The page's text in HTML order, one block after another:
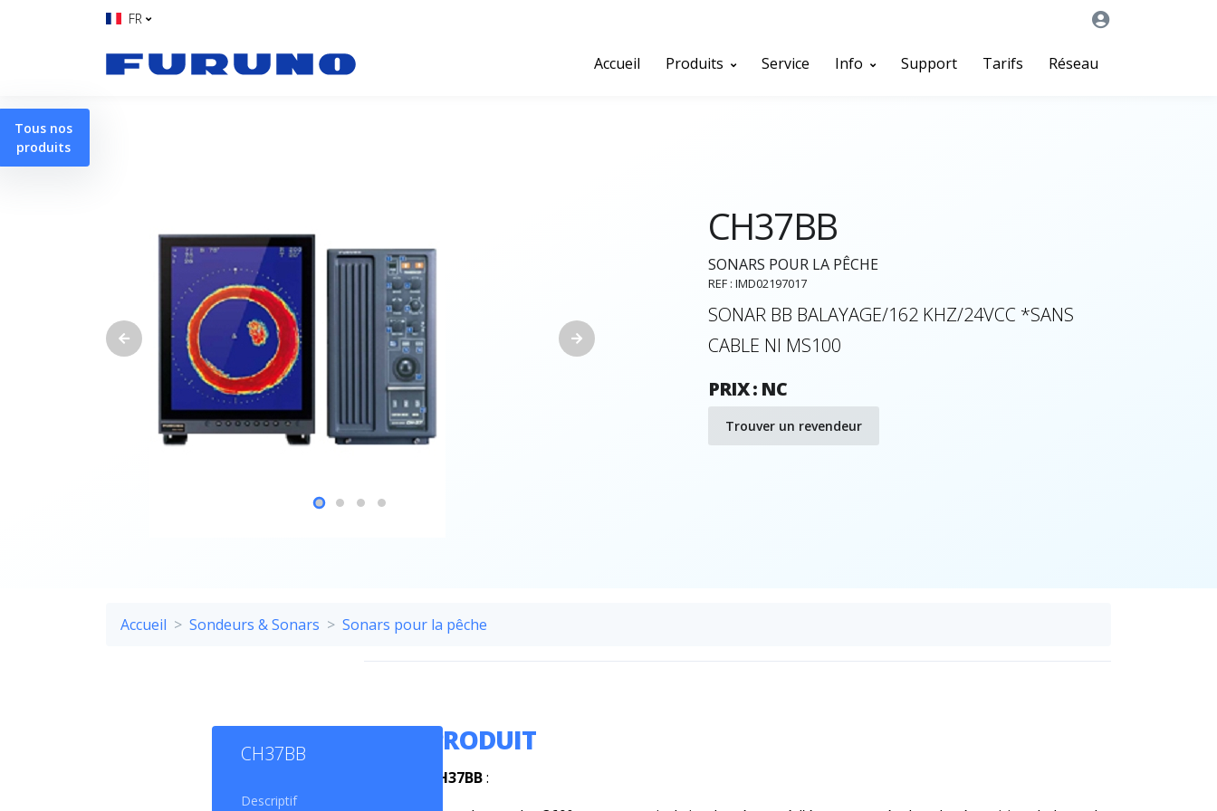
FR
Accueil Produits Service Info Support Tarifs Réseau
CH37BB
SONARS POUR LA PÊCHE
REF : IMD02197017
SONAR BB BALAYAGE/162 KHZ/24VCC *SANS
CABLE NI MS100
PRIX : NC
Trouver un revendeur
Accueil Sondeurs & Sonars Sonars pour la pêche
CH37BB
Descriptif
PLUS PRODUIT
CH37BB:
Tous nos
produits